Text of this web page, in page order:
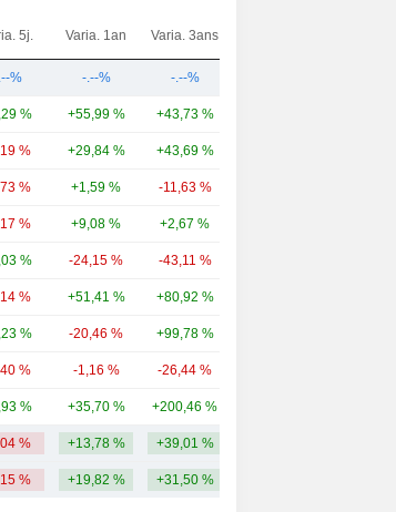
5j. Varia. 1an Varia. 3ans
% -.--% -.--%
% +55,99 % +43,73 %
% +29,84 % +43,69 %
% +1,59 % -11,63 %
% +9,08 % +2,67 %
% -24,15 % -43,11 %
% +51,41 % +80,92 %
% -20,46 % +99,78 %
% -1,16 % -26,44 %
% +35,70 % +200,46 %
% +13,78 % +39,01 %
% +19,82 % +31,50 %